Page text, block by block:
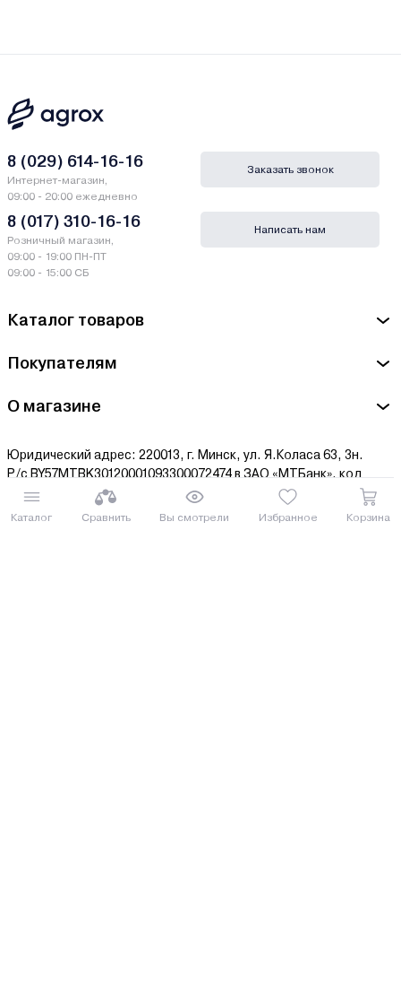
Каталог Сравнить Вы смотрели Избранное Корзина
Каталог товаров
Покупателям
О магазине
Юридический адрес: 220013, г. Минск, ул. Я.Коласа 63, 3н.
Р/с BY57MTBK30120001093300072474 в ЗАО «МТБанк», код
MTBKBY22.
В едином государственном регистре юридических лиц и
8 (029) 614-16-16
Интернет-магазин,
09:00 - 20:00 ежедневно
8 (017) 310-16-16
Розничный магазин,
09:00 - 19:00 ПН-ПТ
09:00 - 15:00 СБ
Заказать звонок
Написать нам